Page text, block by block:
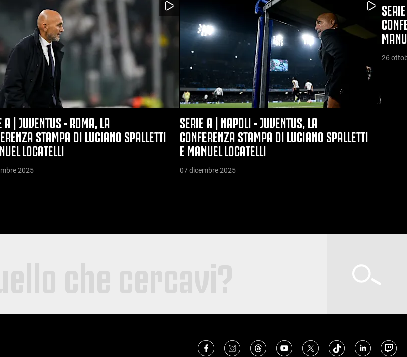
A | JUVENTUS - ROMA, LA
STAMPA DI LUCIANO SPALLETTI
LOCATELLI
2025
SERIE A | NAPOLI - JUVENTUS, LA
CONFERENZA STAMPA DI LUCIANO SPALLETTI
E MANUEL LOCATELLI
07 dicembre 2025
26